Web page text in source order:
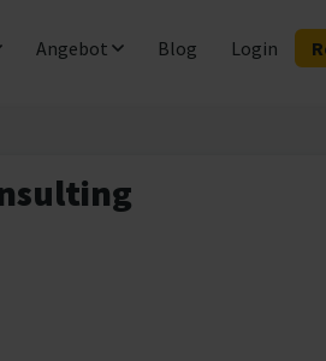
Angebot Blog Login